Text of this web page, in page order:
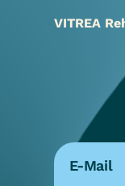
VITREA
E-Mail